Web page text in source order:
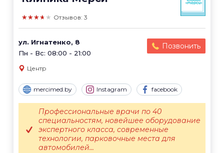
★★★★★ Отзывов: 3
ул. Игнатенко, 8
Пн - Вс: 08:00 - 21:00
Позвонить
Центр
mercimed.by Instagram facebook
Профессиональные врачи по 40
специальностям, новейшее оборудование
экспертного класса, современные
технологии, парковочные места для
автомобилей...